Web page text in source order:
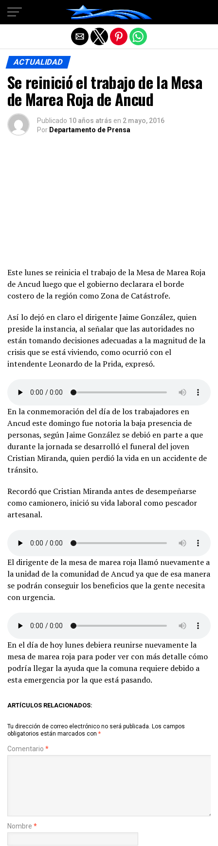
ACTUALIDAD
Se reinició el trabajo de la Mesa
de Marea Roja de Ancud
Publicado 10 años atrás en 2 mayo, 2016
Por Departamento de Prensa
Este lunes se reinicia el trabajo de la Mesa de Marea Roja
de Ancud luego que el gobierno declarara el borde
costero de la región como Zona de Catástrofe.
Así lo dejó en claro el dirigente Jaime González, quien
preside la instancia, al señalar que las autoridades no
están tomando decisiones adecuadas a la magnitud de la
crisis que se está viviendo, como ocurrió con el
intendente Leonardo de la Prida, expresó.
En la conmemoración del día de los trabajadores en
Ancud este domingo fue notoria la baja presencia de
personas, según Jaime González se debió en parte a que
durante la jornada se desarrolló el funeral del joven
Cristian Miranda, quien perdió la vida en un accidente de
tránsito.
Recordó que Cristian Miranda antes de desempeñarse
como camionero, inició su vida laboral como pescador
artesanal.
El dirigente de la mesa de marea roja llamó nuevamente a
la unidad de la comunidad de Ancud ya que de esa manera
se podrán conseguir los beneficios que la gente necesita
con urgencia.
En el día de hoy lunes debiera reunirse nuevamente la
mesa de marea roja para poder ver con más detalle cómo
podría llegar la ayuda que la comuna requiere debido a
esta emergencia por la que está pasando.
ARTÍCULOS RELACIONADOS:
Tu dirección de correo electrónico no será publicada. Los campos
obligatorios están marcados con *
Comentario *
Nombre *
Salir de la versión móvil